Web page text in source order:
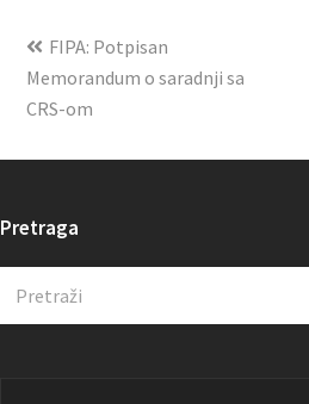
FIPA: Potpisan
Memorandum o saradnji sa
CRS-om
Pretraga